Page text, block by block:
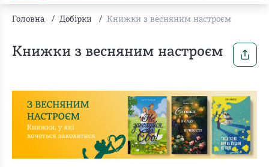
Головна / Добірки / Книжки з весняним настроєм
Книжки з весняним настроєм